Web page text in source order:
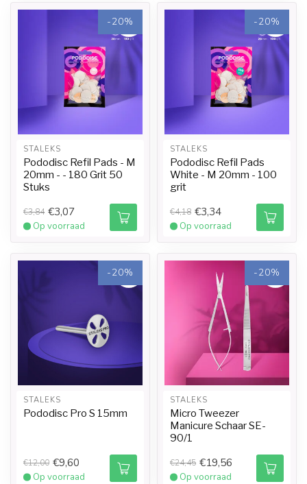
-20%
STALEKS
Pododisc Refil Pads - M
20mm - - 180 Grit 50
Stuks
€3,84 €3,07
Op voorraad
-20%
STALEKS
Pododisc Refil Pads
White - M 20mm - 100
grit
€4,18 €3,34
Op voorraad
-20%
STALEKS
Pododisc Pro S 15mm
€12,00 €9,60
Op voorraad
-20%
STALEKS
Micro Tweezer
Manicure Schaar SE-
90/1
€24,45 €19,56
Op voorraad